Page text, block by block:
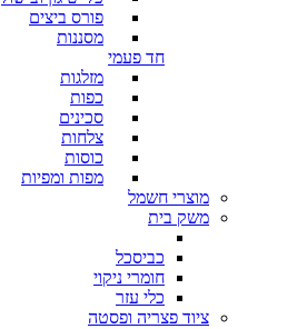
פורס ביצים
מסננות
חד פעמי
מזלגות
כפות
סכינים
צלחות
כוסות
מפות ומפיות
מוצרי חשמל
משק בית
כביסכל
חומרי ניקוי
כלי עזר
ציוד פצריה ופסטה